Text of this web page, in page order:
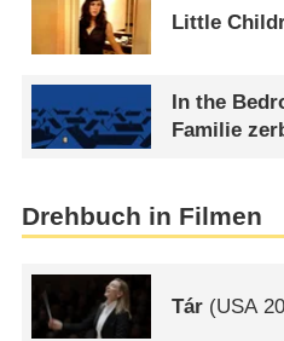
Little
In the
Familie
Drehbuch in Filmen
Tár (USA